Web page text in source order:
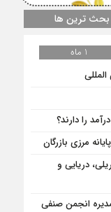
بحث ترین ها
1 ماه
را دارند؟
مرزی بازرگان
دریایی و
انجمن صنفی